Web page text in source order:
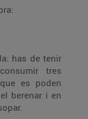
has de tenir
tres
es poden
berenar i en